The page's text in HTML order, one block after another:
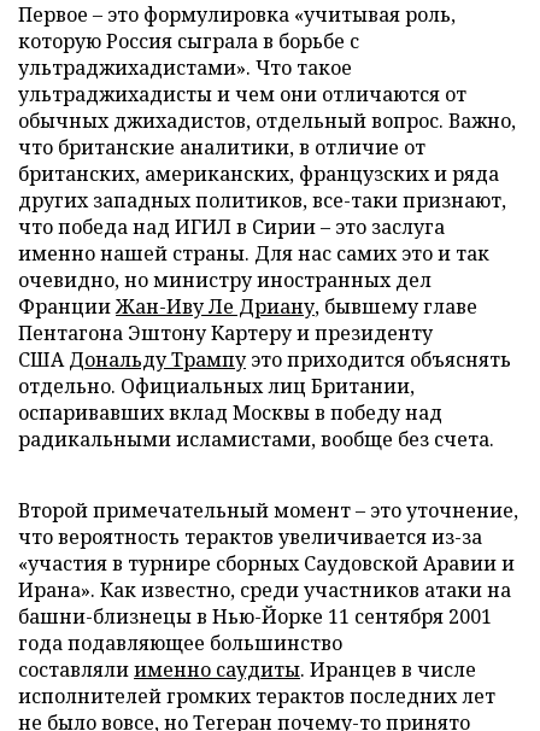
Первое – это формулировка «учитывая роль,
которую Россия сыграла в борьбе с
ультраджихадистами». Что такое
ультраджихадисты и чем они отличаются от
обычных джихадистов, отдельный вопрос. Важно,
что британские аналитики, в отличие от
британских, американских, французских и ряда
других западных политиков, все-таки признают,
что победа над ИГИЛ в Сирии – это заслуга
именно нашей страны. Для нас самих это и так
очевидно, но министру иностранных дел
ФранцииЖан-Иву Ле Дриану, бывшему главе
Пентагона Эштону Картеру и президенту
СШАДональду Трампуэто приходится объяснять
отдельно. Официальных лиц Британии,
оспаривавших вклад Москвы в победу над
радикальными исламистами, вообще без счета.
Второй примечательный момент – это уточнение,
что вероятность терактов увеличивается из-за
«участия в турнире сборных Саудовской Аравии и
Ирана». Как известно, среди участников атаки на
башни-близнецы в Нью-Йорке 11 сентября 2001
года подавляющее большинство
составлялиименно саудиты. Иранцев в числе
исполнителей громких терактов последних лет
не было вовсе, но Тегеран почему-то принято